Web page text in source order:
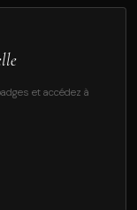
et accédez à